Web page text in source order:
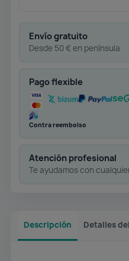
Envío gratuito
Desde 50 € en península
Pago flexible
Contra reembolso
Atención profesional
Te ayudamos con
Descripción Detalles